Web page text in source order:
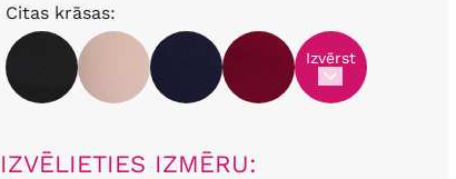
Citas krāsas:
Izvērst
IZVĒLIETIES IZMĒRU: